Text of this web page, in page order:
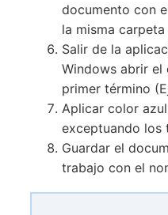
documento con
la misma
Salir de la
Windows abrir el
primer término
Aplicar color
exceptuando los
Guardar el
trabajo con el